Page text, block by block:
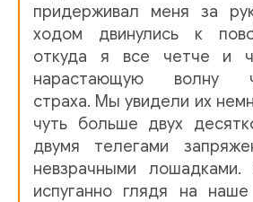
0513
0514
0516
придерживал меня за
ходом двинулись к
откуда я все четче и
нарастающую волну
страха. Мы увидели их
чуть больше двух
двумя телегами
невзрачными лошадками.
испуганно глядя на